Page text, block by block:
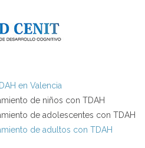
en Valencia
de niños con TDAH
de adolescentes con TDAH
de adultos con TDAH